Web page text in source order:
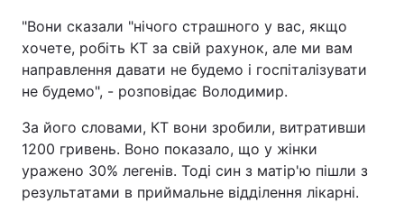
"Вони сказали "нічого страшного у вас, якщо
хочете, робіть КТ за свій рахунок, але ми вам
направлення давати не будемо і госпіталізувати
не будемо", - розповідає Володимир.
За його словами, КТ вони зробили, витративши
1200 гривень. Воно показало, що у жінки
уражено 30% легенів. Тоді син з матір'ю пішли з
результатами в приймальне відділення лікарні.